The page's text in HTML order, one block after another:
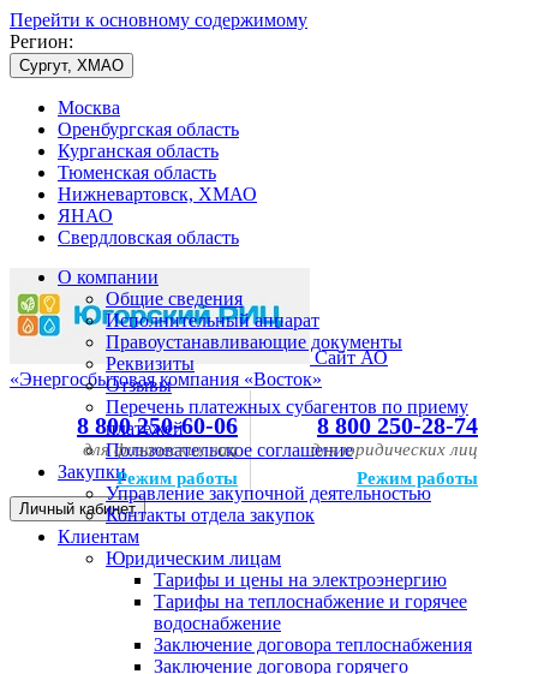
Перейти к основному содержимому
Регион:
Сургут, ХМАО
Москва
Оренбургская область
Курганская область
Тюменская область
Нижневартовск, ХМАО
ЯНАО
Свердловская область
Сайт АО
«Энергосбытовая компания «Восток»
8 800 250-60-06
для физических лиц
Режим работы
8 800 250-28-74
для юридических лиц
Режим работы
Личный кабинет
О компании
Общие сведения
Исполнительный аппарат
Правоустанавливающие документы
Реквизиты
Отзывы
Перечень платежных субагентов по приему
платежей
Пользовательское соглашение
Закупки
Управление закупочной деятельностью
Контакты отдела закупок
Клиентам
Юридическим лицам
Тарифы и цены на электроэнергию
Тарифы на теплоснабжение и горячее
водоснабжение
Заключение договора теплоснабжения
Заключение договора горячего